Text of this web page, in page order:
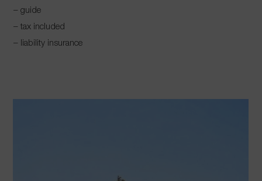
– guide
– tax included
– liability insurance